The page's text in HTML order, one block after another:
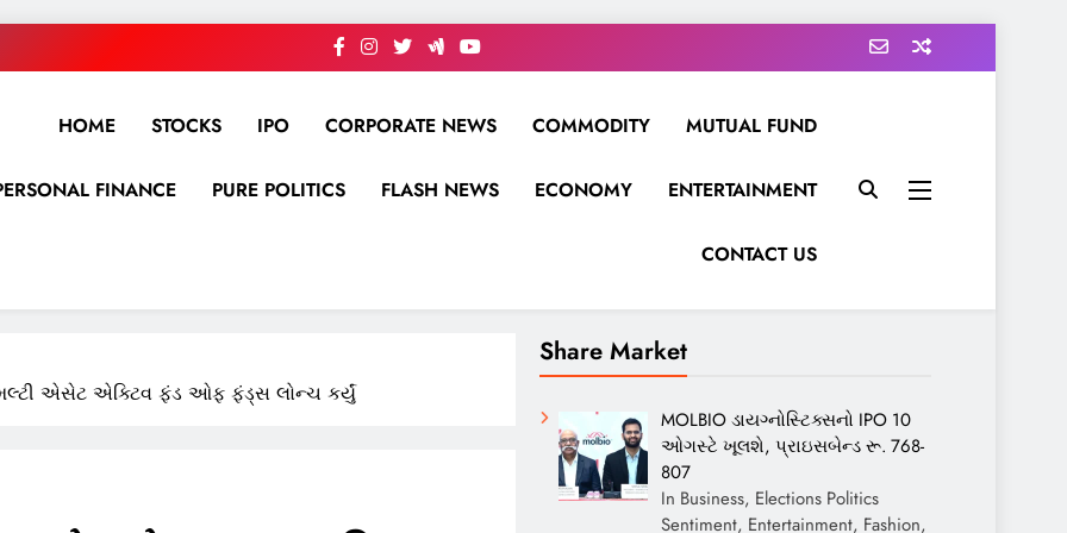
HOME STOCKS IPO CORPORATE NEWS COMMODITY MUTUAL FUND
FINANCE PURE POLITICS FLASH NEWS ECONOMY ENTERTAINMENT
CONTACT US
મલ્ટી એસેટ એક્ટિવ ફંડ ઓફ ફંડ્સ લોન્ચ કર્યું
Share Market
MOLBIO ડાયગ્નોસ્ટિક્સનો IPO 10
ઓગસ્ટે ખૂલશે, પ્રાઇસબેન્ડ રૂ. 768-
807
In Business, Elections Politics
Sentiment, Entertainment, Fashion,